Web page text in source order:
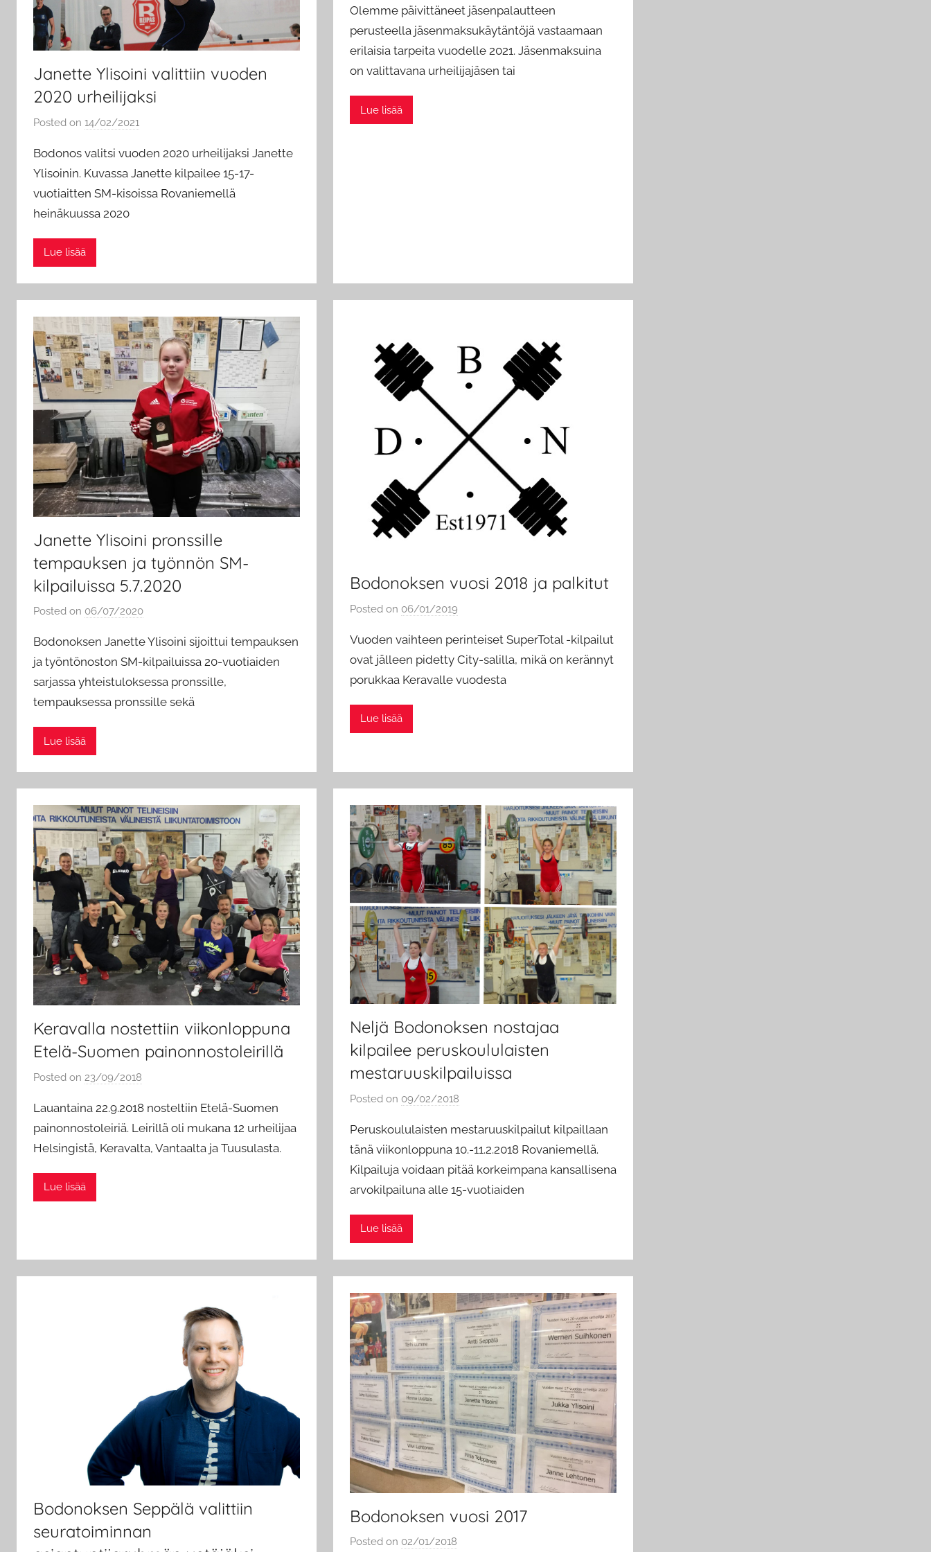
Janette Ylisoini valittiin vuoden
2020 urheilijaksi
Posted on 14/02/2021
a
d
m
Bodonos valitsi vuoden 2020 urheilijaksi Janette
Ylisoinin. Kuvassa Janette kilpailee 15-17-
vuotiaitten SM-kisoissa Rovaniemellä
heinäkuussa 2020
Lue lisää
a
d
m
i
Olemme päivittäneet jäsenpalautteen
perusteella jäsenmaksukäytäntöjä vastaamaan
erilaisia tarpeita vuodelle 2021. Jäsenmaksuina
on valittavana urheilijajäsen tai
Lue lisää
Janette Ylisoini pronssille
tempauksen ja työnnön SM-
kilpailuissa 5.7.2020
Posted on 06/07/2020
a
d
m
i
Bodonoksen Janette Ylisoini sijoittui tempauksen
ja työntönoston SM-kilpailuissa 20-vuotiaiden
sarjassa yhteistuloksessa pronssille,
tempauksessa pronssille sekä
Lue lisää
Bodonoksen vuosi 2018 ja palkitut
Posted on 06/01/2019
a
d
m
Vuoden vaihteen perinteiset SuperTotal -kilpailut
ovat jälleen pidetty City-salilla, mikä on kerännyt
porukkaa Keravalle vuodesta
Lue lisää
Keravalla nostettiin viikonloppuna
Etelä-Suomen painonnostoleirillä
Posted on 23/09/2018
a
d
m
Lauantaina 22.9.2018 nosteltiin Etelä-Suomen
painonnostoleiriä. Leirillä oli mukana 12 urheilijaa
Helsingistä, Keravalta, Vantaalta ja Tuusulasta.
Lue lisää
Neljä Bodonoksen nostajaa
kilpailee peruskoululaisten
mestaruuskilpailuissa
Posted on 09/02/2018
a
d
m
i
Peruskoululaisten mestaruuskilpailut kilpaillaan
tänä viikonloppuna 10.-11.2.2018 Rovaniemellä.
Kilpailuja voidaan pitää korkeimpana kansallisena
arvokilpailuna alle 15-vuotiaiden
Lue lisää
Bodonoksen Seppälä valittiin
seuratoiminnan
Bodonoksen vuosi 2017
Posted on 02/01/2018